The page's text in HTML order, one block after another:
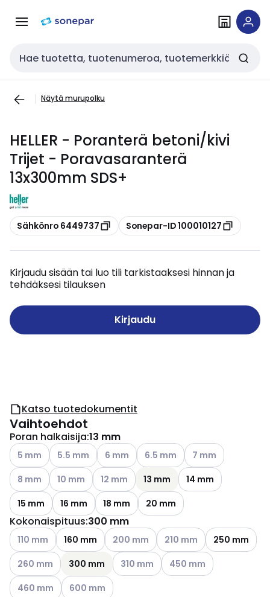
navigointiinsisältöön
Haku
Näytä murupolku
HELLER - Poranterä betoni/kivi
Trijet - Poravasaranterä
13x300mm SDS+
Kopioi
Sähkönro 6449737 Kopioi
Sonepar-ID 100010127
Kirjaudu sisään tai luo tili tarkistaaksesi hinnan ja
tehdäksesi tilauksen
Kirjaudu
Katso tuotedokumentit
Vaihtoehdot
Poran halkaisija:13 mm
Katso käytettävissä olevat vaihtoehdot
5 mm Katso käytettävissä olevat vaihtoehdot
5.5 mm Katso käytettävissä olevat vaihtoehdot
6 mm Katso käytettävissä olevat
6.5 mm Katso
7 mm
Katso käytettävissä olevat vaihtoehdot
8 mm Katso käytettävissä olevat vaihtoehdot
10 mm Katso käytettävissä olevat vaihtoehdot
12 mm 13 mm
14 mm
15 mm
16 mm 18 mm 20 mm
Kokonaispituus:300 mm
Katso käytettävissä olevat vaihtoehdot
110 mm 160 mm Katso käytettävissä olevat vaihtoehdot
200 mm Katso käytettävissä
210 mm
250 mm
Katso käytettävissä olevat vaihtoehdot
260 mm 300 mm Katso käytettävissä olevat
310 mm Katso käytettävissä
450 mm
Katso käytettävissä olevat vaihtoehdot
460 mm Katso käytettävissä olevat vaihtoehdot
600 mm